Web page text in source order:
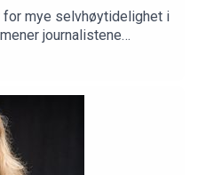
for mye selvhøytidelighet i
journalistene
som folk lurer
Weiberg-Aurdal